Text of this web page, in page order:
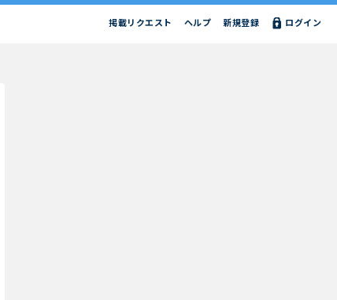
ログイン
新規登録
ヘルプ
掲載リクエスト